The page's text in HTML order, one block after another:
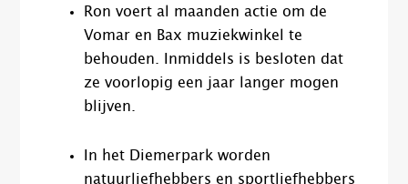
Ron voert al maanden actie om de
Vomar en Bax muziekwinkel te
behouden. Inmiddels is besloten dat
ze voorlopig een jaar langer mogen
blijven.
In het Diemerpark worden
natuurliefhebbers en sportliefhebbers